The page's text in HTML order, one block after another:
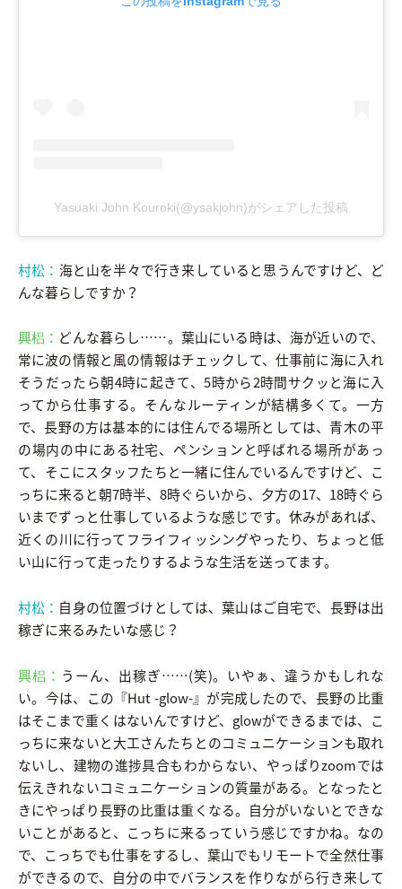
Yasuaki John Kouroki(@ysakjohn)がシェアした投稿
村松： 海と山を半々で行き来していると思うんですけど、ど
んな暮らしですか？
興梠： どんな暮らし……。葉山にいる時は、海が近いので、
常に波の情報と風の情報はチェックして、仕事前に海に入れ
そうだったら朝4時に起きて、5時から2時間サクッと海に入
ってから仕事する。そんなルーティンが結構多くて。一方
で、長野の方は基本的には住んでる場所としては、青木の平
の場内の中にある社宅、ペンションと呼ばれる場所があっ
て、そこにスタッフたちと一緒に住んでいるんですけど、こ
っちに来ると朝7時半、8時ぐらいから、夕方の17、18時ぐら
いまでずっと仕事しているような感じです。休みがあれば、
近くの川に行ってフライフィッシングやったり、ちょっと低
い山に行って走ったりするような生活を送ってます。
村松： 自身の位置づけとしては、葉山はご自宅で、長野は出
稼ぎに来るみたいな感じ？
興梠： うーん、出稼ぎ……(笑)。いやぁ、違うかもしれな
い。今は、この『Hut -glow-』が完成したので、長野の比重
はそこまで重くはないんですけど、glowができるまでは、こ
っちに来ないと大工さんたちとのコミュニケーションも取れ
ないし、建物の進捗具合もわからない、やっぱりzoomでは
伝えきれないコミュニケーションの質量がある。となったと
きにやっぱり長野の比重は重くなる。自分がいないとできな
いことがあると、こっちに来るっていう感じですかね。なの
で、こっちでも仕事をするし、葉山でもリモートで全然仕事
ができるので、自分の中でバランスを作りながら行き来して